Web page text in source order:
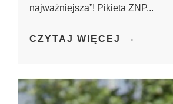
najważniejsza”! Pikieta ZNP...
CZYTAJ WIĘCEJ →